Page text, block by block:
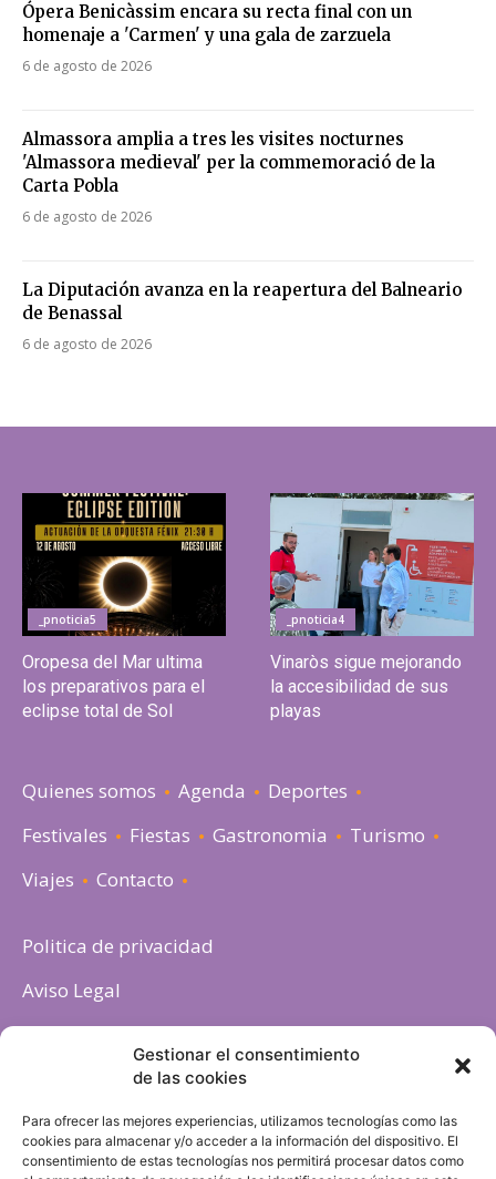
Gestionar el consentimiento
de las cookies
Para ofrecer las mejores experiencias, utilizamos tecnologías como las
cookies para almacenar y/o acceder a la información del dispositivo. El
consentimiento de estas tecnologías nos permitirá procesar datos como
Ópera Benicàssim encara su recta final con un
homenaje a 'Carmen' y una gala de zarzuela
6 de agosto de 2026
Almassora amplia a tres les visites nocturnes
'Almassora medieval' per la commemoració de la
Carta Pobla
6 de agosto de 2026
La Diputación avanza en la reapertura del Balneario
de Benassal
6 de agosto de 2026
_pnoticia5
Oropesa del Mar ultima
los preparativos para el
eclipse total de Sol
_pnoticia4
Vinaròs sigue mejorando
la accesibilidad de sus
playas
Quienes somos Agenda
Deportes
Festivales
Fiestas Gastronomia
Turismo
Viajes
Contacto
Politica de privacidad
Aviso Legal
Política de cookies